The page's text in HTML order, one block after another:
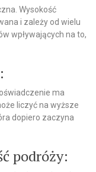
Wysokość
i zależy od wielu
wpływających na to,
ma
liczyć na wyższe
dopiero zaczyna
podróży: